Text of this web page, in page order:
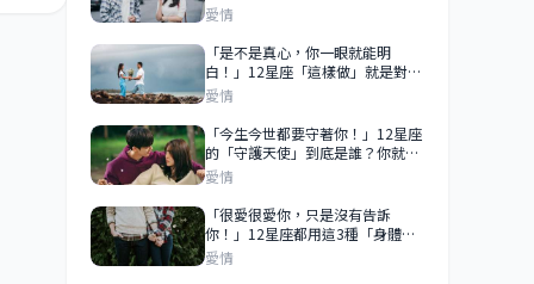
都是因為太愛你！
愛情
「是不是真心，你一眼就能明
白！」12星座「這樣做」就是對你
「認真了」！巨蟹和你談未來、射
手為你停留！
愛情
「今生今世都要守著你！」12星座
的「守護天使」到底是誰？你就是
他想寵一輩子的人！
愛情
「很愛很愛你，只是沒有告訴
你！」12星座都用這3種「身體語
言」，告訴你「他很在乎你」！
愛情